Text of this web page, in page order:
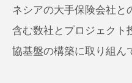
ネシアの大手保険会社と
含む数社とプロジェクト
協基盤の構築に取り組ん